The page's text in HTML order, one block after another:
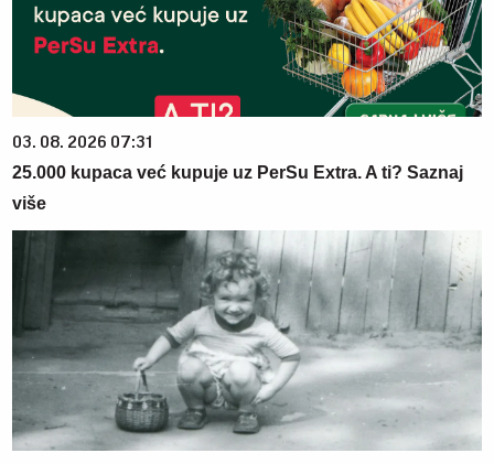
03. 08. 2026 07:31
25.000 kupaca već kupuje uz PerSu Extra. A ti? Saznaj
više